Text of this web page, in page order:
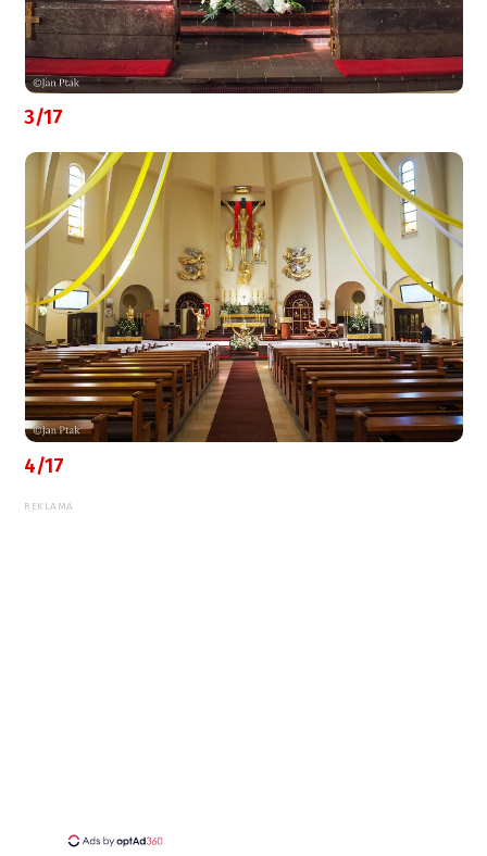
3/17
4/17
REKLAMA